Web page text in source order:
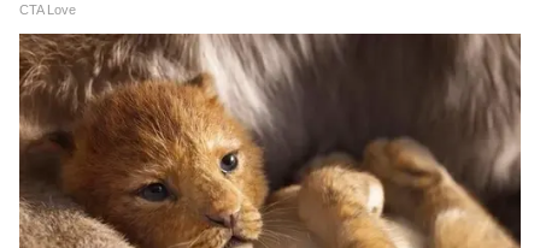
Job Portal: OpenAI আনছে নতুন AI জব পোর্টাল!
LinkedIn-এর প্রতিদ্বন্দ্বী কি তৈরি?
Open AI: ওপেনএআই চালু করলো সোরা! এই
অ্যাপ্লিকেশনের কী কী বিশেষ বৈশিষ্ট্য রয়েছে? জেনে
ফাইনাল এডিটের জন্য ক্যানভাতে ডিজাইনটি খুলতে
পারেন